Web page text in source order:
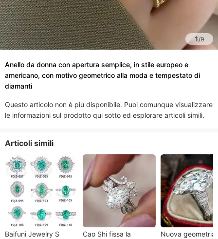
1/9
Anello da donna con apertura semplice, in stile europeo e
americano, con motivo geometrico alla moda e tempestato di
diamanti
Questo articolo non è più disponibile. Puoi comunque visualizzare
le informazioni sul prodotto qui sotto ed esplorare articoli simili.
Articoli simili
Baifuni Jewelry S
Cao Shi fissa la
Nuova geometria